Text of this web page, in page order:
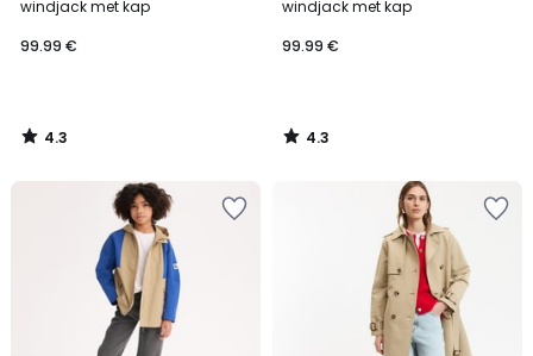
windjack met kap
99.99 €
4.3
/
windjack met kap
99.99 €
4.3
/